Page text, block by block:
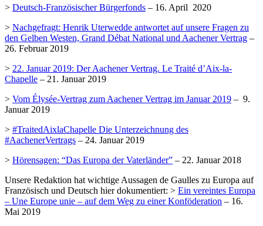
> Deutsch-Französischer Bürgerfonds – 16. April 2020
> Nachgefragt: Henrik Uterwedde antwortet auf unsere Fragen zu
den Gelben Westen, Grand Débat National und Aachener Vertrag –
26. Februar 2019
> 22. Januar 2019: Der Aachener Vertrag. Le Traité d’Aix-la-
Chapelle – 21. Januar 2019
> Vom Élysée-Vertrag zum Aachener Vertrag im Januar 2019 – 9.
Januar 2019
> #TraitedAixlaChapelle Die Unterzeichnung des
#AachenerVertrags – 24. Januar 2019
> Hörensagen: “Das Europa der Vaterländer” – 22. Januar 2018
Unsere Redaktion hat wichtige Aussagen de Gaulles zu Europa auf
Französisch und Deutsch hier dokumentiert: > Ein vereintes Europa
– Une Europe unie – auf dem Weg zu einer Konföderation – 16.
Mai 2019